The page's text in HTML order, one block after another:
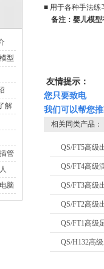
■ 用于各种手法练
备注：婴儿模型
友情提示：
您只要致电
我们可以帮您
相关同类产品：
QS/FT5高级
QS/FT4高级
QS/FT3高级
QS/FT2高级
QS/FT1高级
QS/H132高
型
解
管
脑